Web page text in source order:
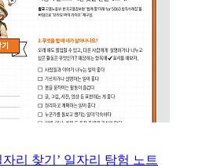
자리 찾기’ 일자리 탐험 노트